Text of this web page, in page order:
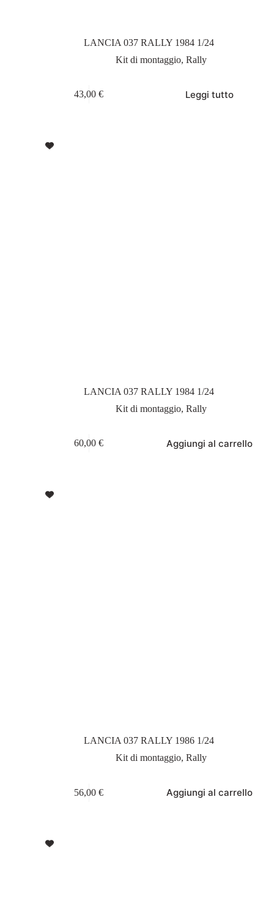
LANCIA 037 RALLY 1984 1/24
Kit di montaggio,Rally
43,00€ Leggi tutto
LANCIA 037 RALLY 1984 1/24
Kit di montaggio,Rally
60,00€ Aggiungi al carrello
LANCIA 037 RALLY 1986 1/24
Kit di montaggio,Rally
56,00€ Aggiungi al carrello